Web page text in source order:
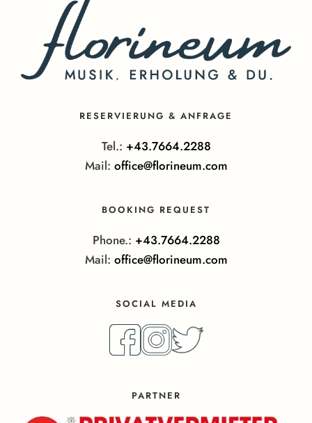
RESERVIERUNG & ANFRAGE
Tel.: +43.7664.2288
Mail: office@florineum.com
BOOKING REQUEST
Phone.: +43.7664.2288
Mail: office@florineum.com
SOCIAL MEDIA
PARTNER